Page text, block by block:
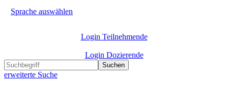
Sprache auswählen
Login Teilnehmende
Login Dozierende
Suchen
erweiterte Suche